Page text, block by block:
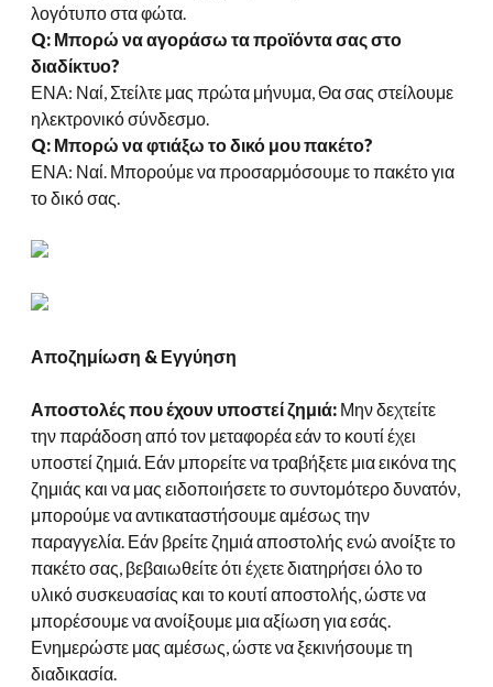
λογότυπο στα φώτα.
Q: Μπορώ να αγοράσω τα προϊόντα σας στο
διαδίκτυο?
ΕΝΑ: Ναί, Στείλτε μας πρώτα μήνυμα, Θα σας στείλουμε
ηλεκτρονικό σύνδεσμο.
Q: Μπορώ να φτιάξω το δικό μου πακέτο?
ΕΝΑ: Ναί. Μπορούμε να προσαρμόσουμε το πακέτο για
το δικό σας.
Αποζημίωση & Εγγύηση
Αποστολές που έχουν υποστεί ζημιά: Μην δεχτείτε
την παράδοση από τον μεταφορέα εάν το κουτί έχει
υποστεί ζημιά. Εάν μπορείτε να τραβήξετε μια εικόνα της
ζημιάς και να μας ειδοποιήσετε το συντομότερο δυνατόν,
μπορούμε να αντικαταστήσουμε αμέσως την
παραγγελία. Εάν βρείτε ζημιά αποστολής ενώ ανοίξτε το
πακέτο σας, βεβαιωθείτε ότι έχετε διατηρήσει όλο το
υλικό συσκευασίας και το κουτί αποστολής, ώστε να
μπορέσουμε να ανοίξουμε μια αξίωση για εσάς.
Ενημερώστε μας αμέσως, ώστε να ξεκινήσουμε τη
διαδικασία.